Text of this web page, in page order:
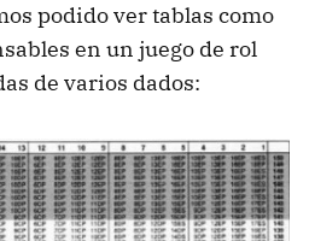
podido ver tablas como
en un juego de rol
de varios dados: